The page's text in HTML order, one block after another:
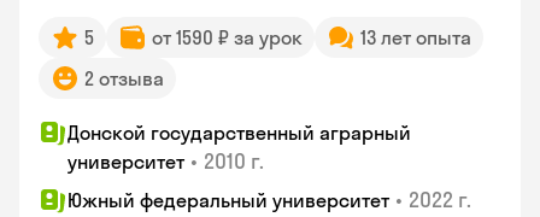
5 от 1590 ₽ за урок
13 лет опыта
2 отзыва
Донской государственный аграрный
университет • 2010 г.
Южный федеральный университет • 2022 г.